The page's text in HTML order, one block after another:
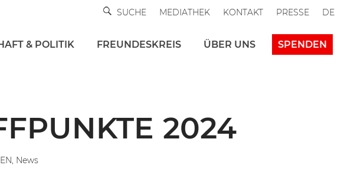
SUCHE MEDIATHEK KONTAKT PRESSE DE
& POLITIK FREUNDESKREIS ÜBER UNS SPENDEN
2024
News